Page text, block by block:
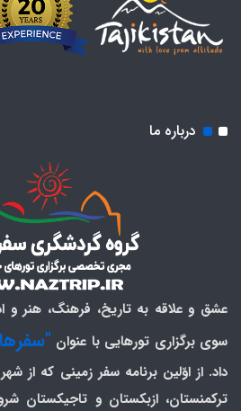
درباره ما
عشق و علاقه به تاریخ، فرهنگ، هنر و
سوی برگزاری تورهایی با عنوان
داد. از اوّلین برنامه سفر زمینی که از
ترکمنستان، ازبکستان و